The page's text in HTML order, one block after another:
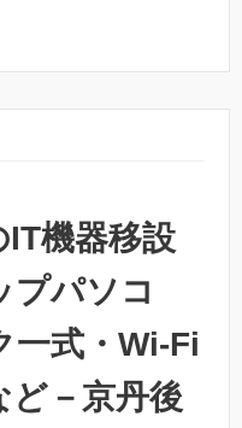
IT機器移設
プパソコ
一式・Wi-Fi
ど－京丹後